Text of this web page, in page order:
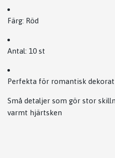
Färg: Röd
Antal: 10 st
Perfekta för romantisk
Små detaljer som gör stor
varmt hjärtsken